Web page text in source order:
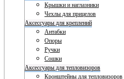
Крышки и наглазники
Чехлы для прицелов
Аксессуары для креплений
Антабки
Опоры
Ручки
Сошки
Аксессуары для тепловизоров
Кронштейны для тепловизоров